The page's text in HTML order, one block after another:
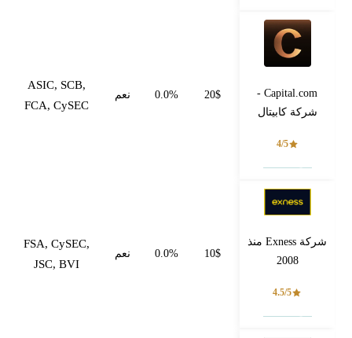
Capital.com -
شركة كابيتال
4/5
20$
0.0% نعم
ASIC, SCB,
FCA, CySEC
شركة Exness منذ
2008
4.5/5
10$
0.0% نعم
FSA, CySEC,
JSC, BVI